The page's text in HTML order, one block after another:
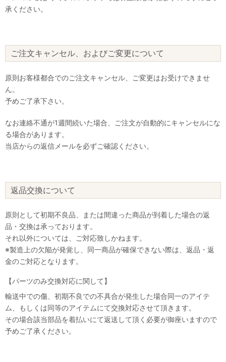
承ください。
ご注文キャンセル、およびご変更について
原則お客様都合でのご注文キャンセル、ご変更はお受けできませ
ん。
予めご了承下さい。
なお連絡不通が1週間続いた場合、ご注文が自動的にキャンセルにな
る場合があります。
当店からの返信メールを必ずご確認ください。
返品交換について
原則として初期不良品、または間違った商品が到着した場合の返
品・交換は承っております。
それ以外については、ご対応致しかねます。
※製造上の欠陥が発覚し、同一商品が確保できない際は、返品・返
金のご対応となります。
【パーツのみ交換対応に関して】
輸送中での傷、初期不良での不具合が発生した場合同一のアイテ
ム、もしくは同等のアイテムにて交換対応させて頂きます。
その場合該当部品を着払いにて返送して頂く必要が御座いますので
予めご了承ください。